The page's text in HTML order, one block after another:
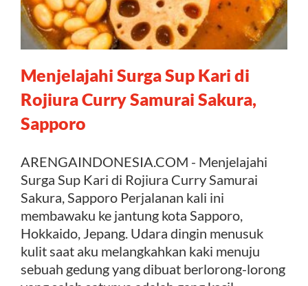
Menjelajahi Surga Sup Kari di
Rojiura Curry Samurai Sakura,
Sapporo
ARENGAINDONESIA.COM - Menjelajahi
Surga Sup Kari di Rojiura Curry Samurai
Sakura, Sapporo Perjalanan kali ini
membawaku ke jantung kota Sapporo,
Hokkaido, Jepang. Udara dingin menusuk
kulit saat aku melangkahkan kaki menuju
sebuah gedung yang dibuat berlorong-lorong